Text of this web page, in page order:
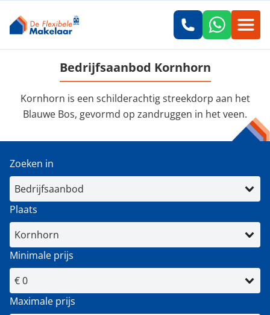
Bedrijfsaanbod Kornhorn
Kornhorn is een schilderachtig streekdorp aan het
Blauwe Bos, gevormd op zandruggen in het veen.
Zoeken in
Plaats
Minimale prijs
Maximale prijs